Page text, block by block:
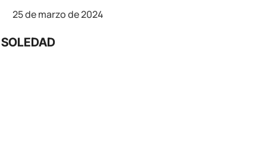
25 de marzo de 2024